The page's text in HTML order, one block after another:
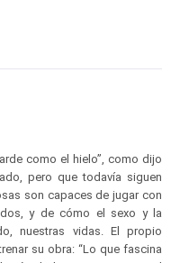
como el hielo”, como dijo
pero que todavía siguen
son capaces de jugar con
y de cómo el sexo y la
nuestras vidas. El propio
su obra: “Lo que fascina